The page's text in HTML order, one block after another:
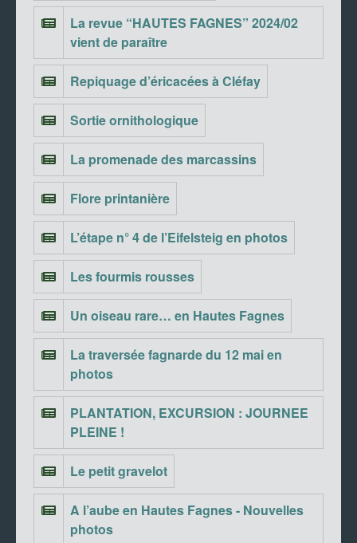
La revue “HAUTES FAGNES” 2024/02
vient de paraître
Repiquage d’éricacées à Cléfay
Sortie ornithologique
La promenade des marcassins
Flore printanière
L’étape n° 4 de l’Eifelsteig en photos
Les fourmis rousses
Un oiseau rare… en Hautes Fagnes
La traversée fagnarde du 12 mai en
photos
PLANTATION, EXCURSION : JOURNEE
PLEINE !
Le petit gravelot
A l’aube en Hautes Fagnes - Nouvelles
photos